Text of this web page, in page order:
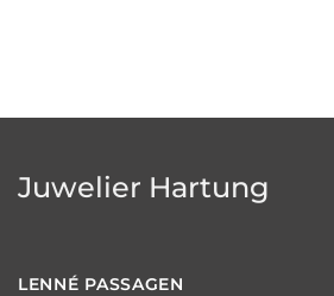
Juwelier Hartung
LENNÉ PASSAGEN